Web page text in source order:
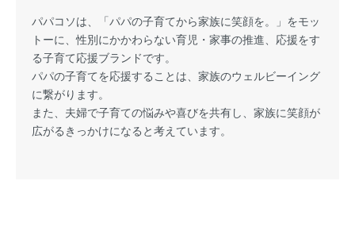
パパコソは、「パパの子育てから家族に笑顔を。」をモッ
トーに、性別にかかわらない育児・家事の推進、応援をす
る子育て応援ブランドです。
パパの子育てを応援することは、家族のウェルビーイング
に繋がります。
また、夫婦で子育ての悩みや喜びを共有し、家族に笑顔が
広がるきっかけになると考えています。